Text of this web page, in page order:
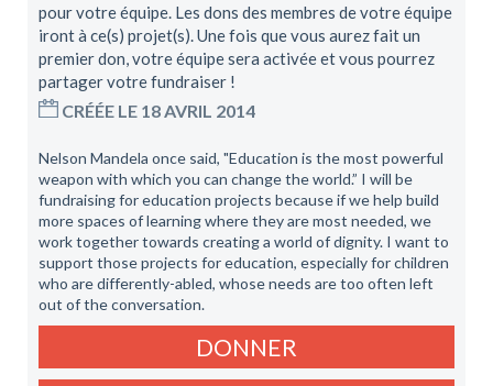
pour votre équipe. Les dons des membres de votre équipe
iront à ce(s) projet(s). Une fois que vous aurez fait un
premier don, votre équipe sera activée et vous pourrez
partager votre fundraiser !
CRÉÉE LE 18 AVRIL 2014
Nelson Mandela once said, "Education is the most powerful
weapon with which you can change the world.” I will be
fundraising for education projects because if we help build
more spaces of learning where they are most needed, we
work together towards creating a world of dignity. I want to
support those projects for education, especially for children
who are differently-abled, whose needs are too often left
out of the conversation.
DONNER